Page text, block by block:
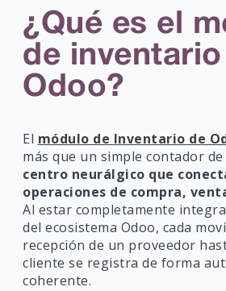
¿Qué es el
de
Odoo?
El módulo de Inventario de
más que un simple contador
centro neurálgico que
operaciones de compra,
Al estar completamente
del ecosistema Odoo, cada
recepción de un proveedor
cliente se registra de forma
coherente.